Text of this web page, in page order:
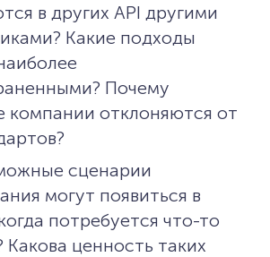
в других API другими
Какие подходы
Почему
компании отклоняются от
сценарии
могут появиться в
потребуется что-то
Какова ценность таких